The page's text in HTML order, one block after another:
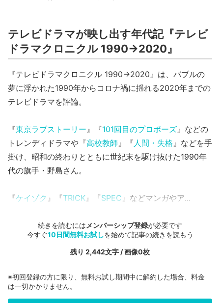
テレビドラマが映し出す年代記『テレビ
ドラマクロニクル 1990→2020』
『テレビドラマクロニクル 1990→2020』は、バブルの
夢に浮かれた1990年からコロナ禍に揺れる2020年までの
テレビドラマを評論。
『東京ラブストーリー』『101回目のプロポーズ』などの
トレンディドラマや『高校教師』『人間・失格』などを手
掛け、昭和の終わりとともに世紀末を駆け抜けた1990年
代の旗手・野島さん。
『ケイゾク 』『TRICK 』『SPEC 』などマンガやア...
続きを読むには メンバーシップ登録が必要です
今すぐ10日間無料お試しを始めて記事の続きを読もう
残り 2,442文字 / 画像0枚
※初回登録の方に限り、無料お試し期間中に解約した場合、料金
は一切かかりません。